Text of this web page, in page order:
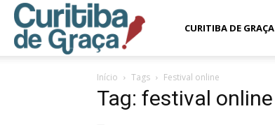
Curitiba
de
CURITIBA DE GRAÇA
Início Tags Festival online
Tag: festival online